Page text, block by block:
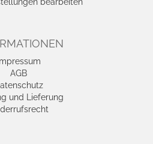
AGB
und Lieferung